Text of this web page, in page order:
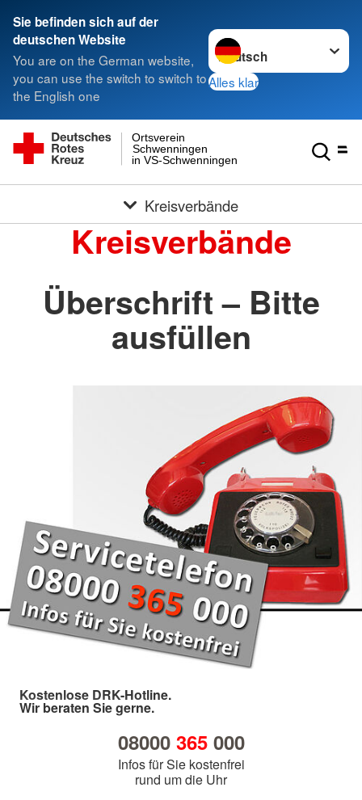
Sie befinden sich auf der
deutschen Website
You are on the German website,
you can use the switch to switch to
the English one
Sprache wechseln zu
Alles klar
in VS-Schwenningen
Schwenningen
Ortsverein
Kreisverbände
Kreisverbände
Überschrift – Bitte
ausfüllen
Kostenlose DRK-Hotline.
Wir beraten Sie gerne.
08000 365000
Infos für Sie kostenfrei
rund um die Uhr